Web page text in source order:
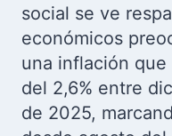
social se ve
económicos
una inflación
del 2,6% entre
de 2025,